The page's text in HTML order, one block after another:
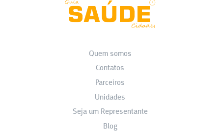
Quem somos
Contatos
Parceiros
Unidades
Seja um Representante
Blog